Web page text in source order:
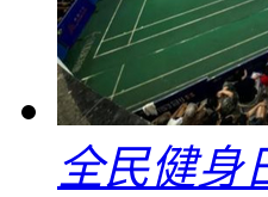
全民健身